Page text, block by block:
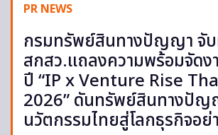
PR NEWS
กรมทรัพย์สินทางปัญญา จั
สกสว.แถลงความพร้อมจัด
ปี “IP x Venture Rise
2026” ดันทรัพย์สินทางปัญ
นวัตกรรมไทยสู่โลกธุรกิจอย่